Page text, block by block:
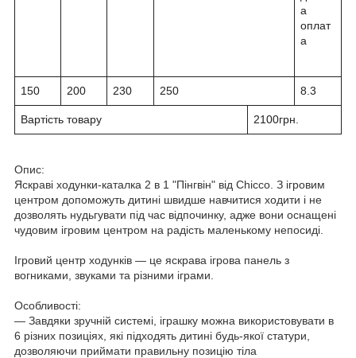
а
оплат
а
150 200 230 250 8.3
Вартість товару 2100грн.
Опис:
Яскраві ходунки-каталка 2 в 1 "Пінгвін" від Chicco. З ігровим
центром допоможуть дитині швидше навчитися ходити і не
дозволять нудьгувати під час відпочинку, адже вони оснащені
чудовим ігровим центром на радість маленькому непосиді.
Ігровий центр ходунків — це яскрава ігрова панель з
вогниками, звуками та різними іграми.
Особливості:
― Завдяки зручній системі, іграшку можна використовувати в
6 різних позиціях, які підходять дитині будь-якої статури,
дозволяючи приймати правильну позицію тіла